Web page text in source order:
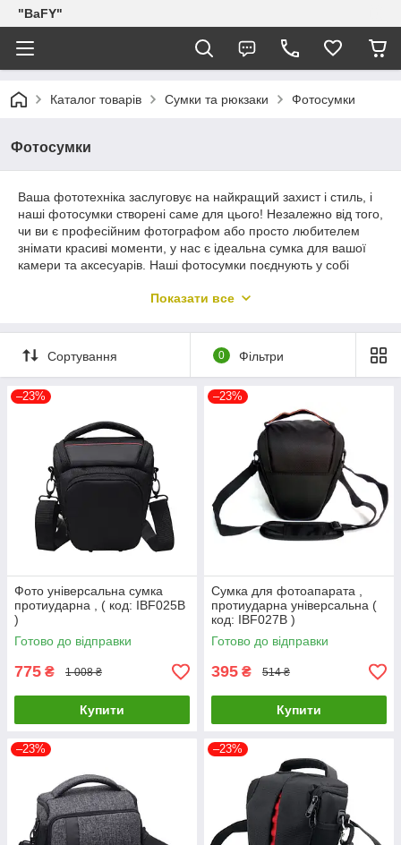
"BaFY"
Каталог товарів Сумки та рюкзаки Фотосумки
Фотосумки
Ваша фототехніка заслуговує на найкращий захист і стиль, і
наші фотосумки створені саме для цього! Незалежно від того,
чи ви є професійним фотографом або просто любителем
знімати красиві моменти, у нас є ідеальна сумка для вашої
камери та аксесуарів. Наші фотосумки поєднують у собі
з високоякісних матеріалів, вони забезпечують надійний
вибір розмірів та конфігурацій дозволяє підібрати ідеальну
модель для вашої камери, об'єктивів та інших аксесуарів.
Довірте безпеку та стиль вашої фототехніки нашим
турбот!
Показати все
Сортування 0 Фільтри
–23%
Фото універсальна сумка
протиударна , ( код: IBF025B
)
Готово до відправки
775 ₴ 1 008 ₴
Купити
–23%
Сумка для фотоапарата ,
протиударна універсальна (
код: IBF027B )
Готово до відправки
395 ₴ 514 ₴
Купити
–23% –23%